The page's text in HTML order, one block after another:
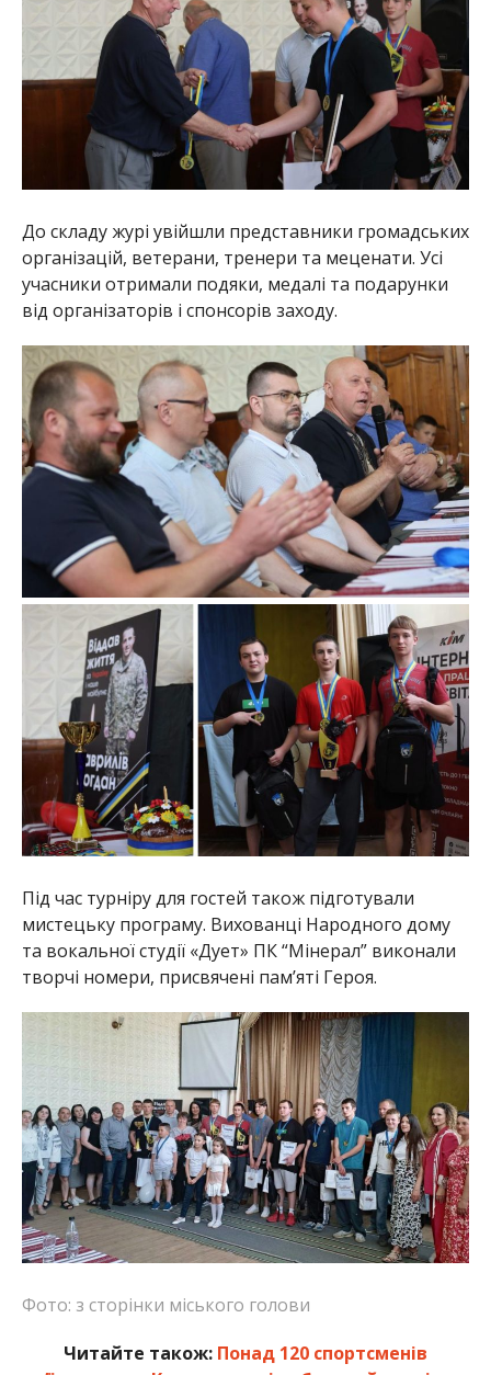
До складу журі увійшли представники громадських
організацій, ветерани, тренери та меценати. Усі
учасники отримали подяки, медалі та подарунки
від організаторів і спонсорів заходу.
Під час турніру для гостей також підготували
мистецьку програму. Вихованці Народного дому
та вокальної студії «Дует» ПК “Мінерал” виконали
творчі номери, присвячені пам’яті Героя.
Фото: з сторінки міського голови
Читайте також: Понад 120 спортсменів